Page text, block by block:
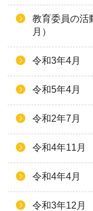
教育委員の活
月）
令和3年4月
令和5年4月
令和2年7月
令和4年11月
令和4年4月
令和3年12月